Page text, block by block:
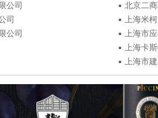
公司
北京二
司
上海米
公司
上海市
上海卡
上海市